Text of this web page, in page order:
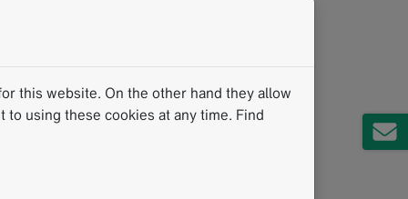
this website. On the other hand they allow
using these cookies at any time. Find